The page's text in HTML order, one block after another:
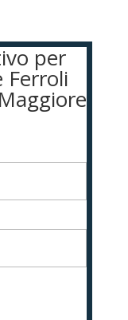
per
Ferroli